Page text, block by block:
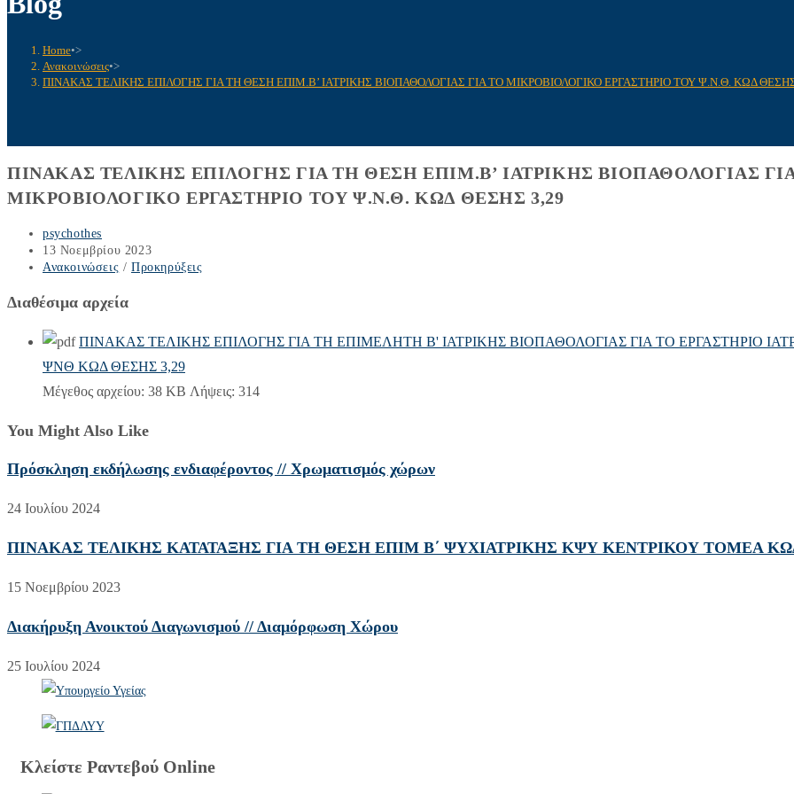
Home•>
Ανακοινώσεις•>
ΠΙΝΑΚΑΣ ΤΕΛΙΚΗΣ ΕΠΙΛΟΓΗΣ ΓΙΑ ΤΗ ΘΕΣΗ ΕΠΙΜ.Β’ ΙΑΤΡΙΚΗΣ ΒΙΟΠΑΘΟΛΟΓΙΑΣ ΓΙΑ ΤΟ ΜΙΚΡΟΒΙΟΛΟΓΙΚΟ ΕΡΓΑΣΤΗΡΙΟ ΤΟΥ Ψ.Ν.Θ. ΚΩΔ
ΠΙΝΑΚΑΣ ΤΕΛΙΚΗΣ ΕΠΙΛΟΓΗΣ ΓΙΑ ΤΗ ΘΕΣΗ ΕΠΙΜ.Β’ ΙΑΤΡΙΚΗΣ ΒΙΟΠΑΘΟΛΟΓΙΑΣ
ΜΙΚΡΟΒΙΟΛΟΓΙΚΟ ΕΡΓΑΣΤΗΡΙΟ ΤΟΥ Ψ.Ν.Θ. ΚΩΔ ΘΕΣΗΣ 3,29
Post
author:
psychothes
Post
published:
13 Νοεμβρίου 2023
Post
Ανακοινώσεις / Προκηρύξεις
Διαθέσιμα αρχεία
ΠΙΝΑΚΑΣ ΤΕΛΙΚΗΣ ΕΠΙΛΟΓΗΣ ΓΙΑ ΤΗ ΕΠΙΜΕΛΗΤΗ Β' ΙΑΤΡΙΚΗΣ ΒΙΟΠΑΘΟΛΟΓΙΑΣ ΓΙΑ ΤΟ ΕΡΓΑΣΤΗΡΙΟ
ΨΝΘ ΚΩΔ ΘΕΣΗΣ 3,29
Μέγεθος αρχείου: 38 KB Λήψεις: 314
You Might Also Like
Πρόσκληση εκδήλωσης ενδιαφέροντος // Χρωματισμός χώρων
24 Ιουλίου 2024
ΠΙΝΑΚΑΣ ΤΕΛΙΚΗΣ ΚΑΤΑΤΑΞΗΣ ΓΙΑ ΤΗ ΘΕΣΗ ΕΠΙΜ Β΄ ΨΥΧΙΑΤΡΙΚΗΣ ΚΨΥ ΚΕΝΤΡΙΚΟΥ ΤΟΜΕΑ
15 Νοεμβρίου 2023
Διακήρυξη Ανοικτού Διαγωνισμού // Διαμόρφωση Χώρου
25 Ιουλίου 2024
Κλείστε Ραντεβού Online